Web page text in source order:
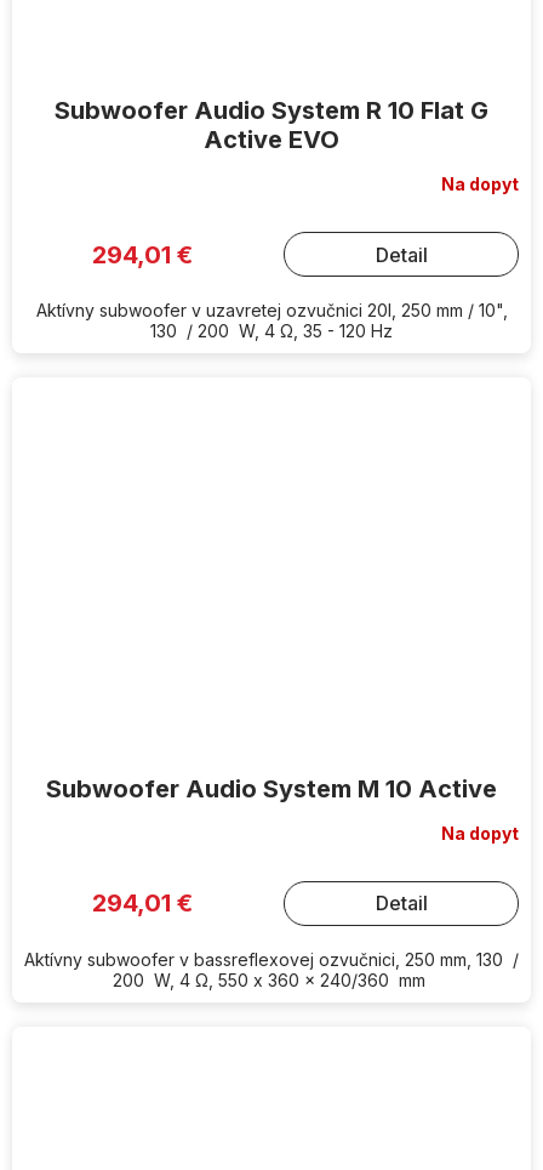
Subwoofer Audio System R 10 Flat G
Active EVO
Na dopyt
294,01 € Detail
Aktívny subwoofer v uzavretej ozvučnici 20l, 250 mm / 10",
130 / 200 W, 4 Ω, 35 - 120 Hz
Subwoofer Audio System M 10 Active
Na dopyt
294,01 € Detail
Aktívny subwoofer v bassreflexovej ozvučnici, 250 mm, 130 /
200 W, 4 Ω, 550 x 360 x 240/360 mm